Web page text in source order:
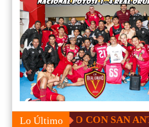
Lo Último
NO PUDO CON SAN ANTONIO